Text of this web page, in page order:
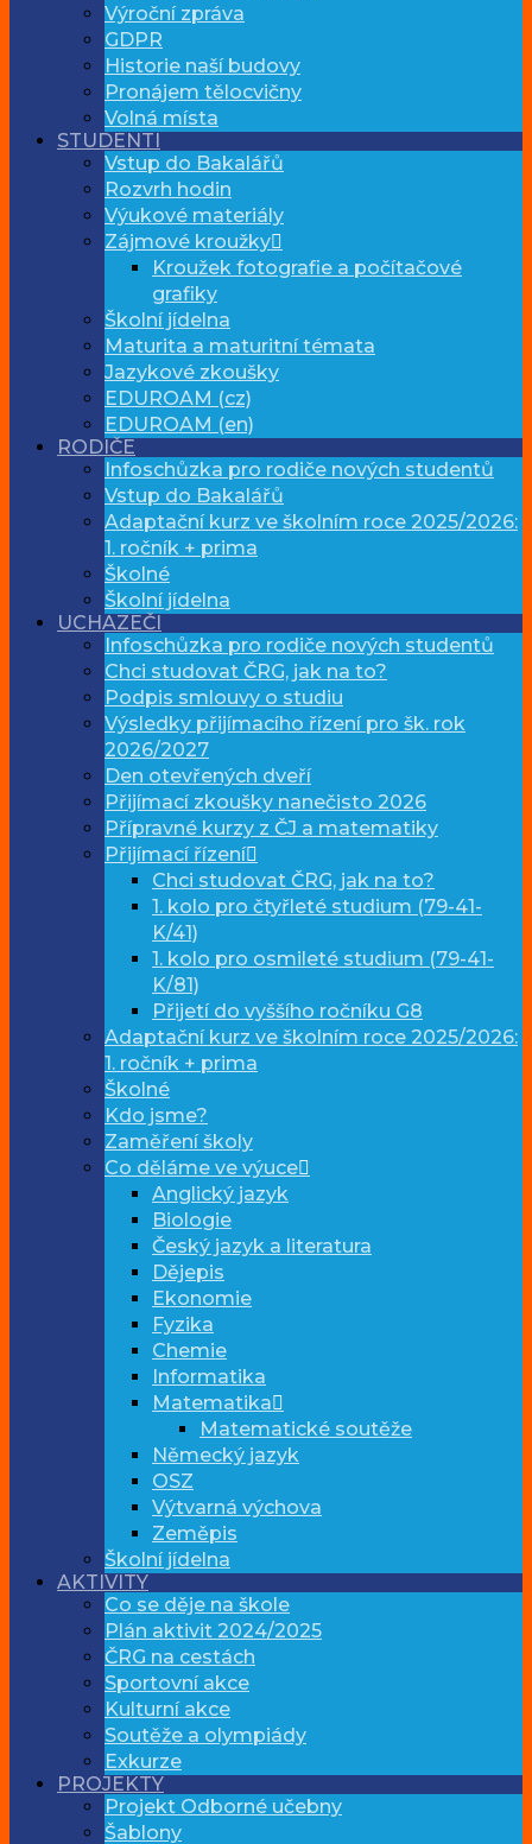
Výroční zpráva
GDPR
Historie naší budovy
Pronájem tělocvičny
Volná místa
STUDENTI
Vstup do Bakalářů
Rozvrh hodin
Výukové materiály
Zájmové kroužky
Kroužek fotografie a počítačové
grafiky
Školní jídelna
Maturita a maturitní témata
Jazykové zkoušky
EDUROAM (cz)
EDUROAM (en)
RODIČE
Infoschůzka pro rodiče nových studentů
Vstup do Bakalářů
Adaptační kurz ve školním roce 2025/2026:
1. ročník + prima
Školné
Školní jídelna
UCHAZEČI
Infoschůzka pro rodiče nových studentů
Chci studovat ČRG, jak na to?
Podpis smlouvy o studiu
Výsledky přijímacího řízení pro šk. rok
2026/2027
Den otevřených dveří
Přijímací zkoušky nanečisto 2026
Přípravné kurzy z ČJ a matematiky
Přijímací řízení
Chci studovat ČRG, jak na to?
1. kolo pro čtyřleté studium (79-41-
K/41)
1. kolo pro osmileté studium (79-41-
K/81)
Přijetí do vyššího ročníku G8
Adaptační kurz ve školním roce 2025/2026:
1. ročník + prima
Školné
Kdo jsme?
Zaměření školy
Co děláme ve výuce
Anglický jazyk
Biologie
Český jazyk a literatura
Dějepis
Ekonomie
Fyzika
Chemie
Informatika
Matematika
Matematické soutěže
Německý jazyk
OSZ
Výtvarná výchova
Zeměpis
Školní jídelna
AKTIVITY
Co se děje na škole
Plán aktivit 2024/2025
ČRG na cestách
Sportovní akce
Kulturní akce
Soutěže a olympiády
Exkurze
PROJEKTY
Projekt Odborné učebny
Šablony